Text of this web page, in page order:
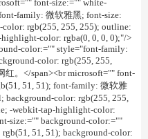
font-size:="" white-
family: 微软雅黑; font-size:
rgb(255, 255, 255); outline:
color: rgba(0, 0, 0, 0);"/>
color:="" style="font-family:
color: rgb(255, 255,
。</span><br microsoft="" font-
51, 51); font-family: 微软雅
background-color: rgb(255, 255,
-webkit-tap-highlight-color:
size:="" background-color:=""
51, 51); background-color: